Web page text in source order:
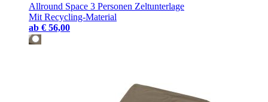
Allround Space 3 Personen Zeltunterlage
Mit Recycling-Material
ab € 56,00